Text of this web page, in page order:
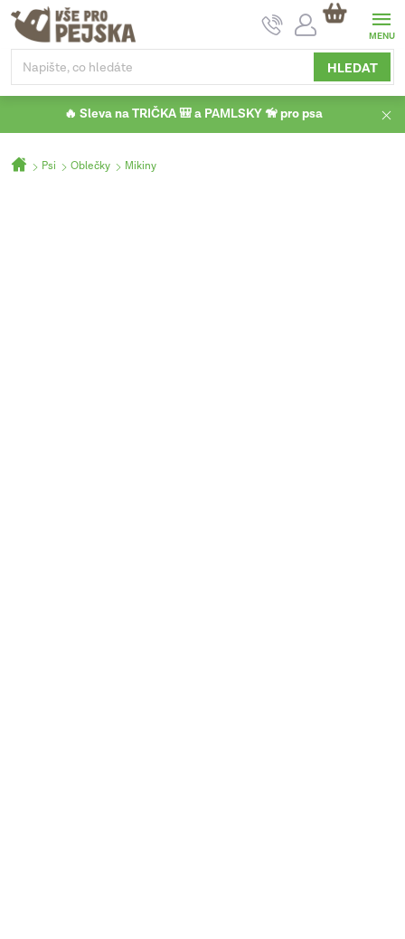
Přejít
obsah
HLEDAT
NÁKUPNÍ
KOŠÍK
🔥 Sleva na TRIČKA 🎒 a PAMLSKY 🦮 pro psa
Domů
Psi Oblečky Mikiny